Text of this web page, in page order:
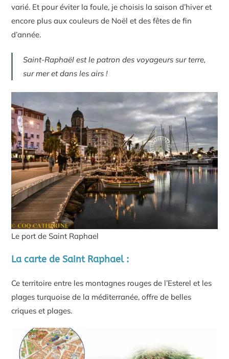
varié. Et pour éviter la foule, je choisis la saison d’hiver et
encore plus aux couleurs de Noël et des fêtes de fin
d’année.
Saint-Raphaël est le patron des voyageurs sur terre,
sur mer et dans les airs !
Le port de Saint Raphael
La carte de Saint Raphael :
Ce territoire entre les montagnes rouges de l’Esterel et les
plages turquoise de la méditerranée, offre de belles
criques et plages.